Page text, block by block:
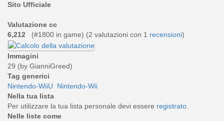
Sito Ufficiale
Valutazione cc
6,212
(#1800 in game) (2 valutazioni con 1 recensioni)
Immagini
29 (by GianniGreed)
Tag generici
Nintendo-WiiU
Nintendo-Wii
Nella tua lista
Per utilizzare la tua lista personale devi essere registrato
Nelle liste come